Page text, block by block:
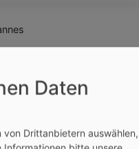
St.
Daten
Drittanbietern auswählen,